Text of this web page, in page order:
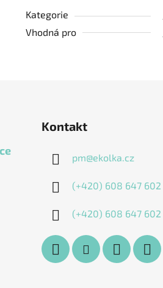
Kategorie
Vhodná pro
Kontakt
pm@ekolka.cz
(+420) 608 647 602
(+420) 608 647 602